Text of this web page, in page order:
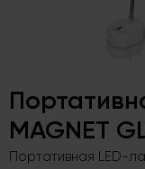
MAGNET
Портативная LED-